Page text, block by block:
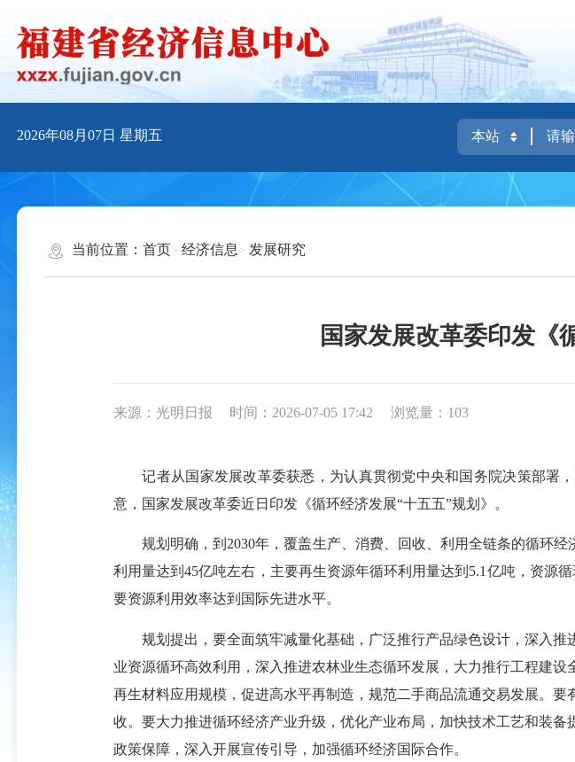
2026年08月07日 星期五
当前位置： 首页 经济信息 发展研究
国家发展改革委印发《
来源：光明日报 时间：2026-07-05 17:42 浏览量：103
记者从国家发展改革委获悉，为认真贯彻党中央和国务院决策部署，
意，国家发展改革委近日印发《循环经济发展“十五五”规划》。
规划明确，到2030年，覆盖生产、消费、回收、利用全链条的循环经
利用量达到45亿吨左右，主要再生资源年循环利用量达到5.1亿吨，资源
要资源利用效率达到国际先进水平。
规划提出，要全面筑牢减量化基础，广泛推行产品绿色设计，深入推
业资源循环高效利用，深入推进农林业生态循环发展，大力推行工程建
再生材料应用规模，促进高水平再制造，规范二手商品流通交易发展。
收。要大力推进循环经济产业升级，优化产业布局，加快技术工艺和装
政策保障，深入开展宣传引导，加强循环经济国际合作。